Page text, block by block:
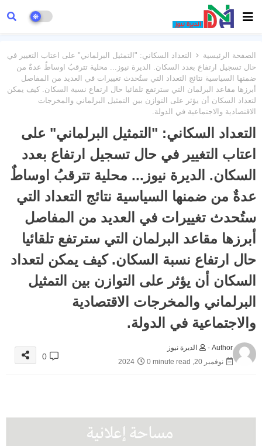
الصفحة الرئيسية
التعداد السكاني: "التمثيل البرلماني" على اعتاب التغيير في
حال تسجيل ارتفاع بعدد السكان. الديرة نيوز... محلية تترقبُ اوساطٌ عدةٌ من
ضمنها السياسية نتائج التعداد التي ستُحدث تغييرات في العديد من المفاصل
أبرزها مقاعد البرلمان التي سترتفع تلقائيا حال ارتفاع نسبة السكان. كيف يمكن
لتعداد السكان أن يؤثر على التوازن بين التمثيل البرلماني والمخرجات
الاقتصادية والاجتماعية في الدولة.
التعداد السكاني: "التمثيل البرلماني" على
اعتاب التغيير في حال تسجيل ارتفاع بعدد
السكان. الديرة نيوز... محلية تترقبُ اوساطٌ
عدةٌ من ضمنها السياسية نتائج التعداد التي
ستُحدث تغييرات في العديد من المفاصل
أبرزها مقاعد البرلمان التي سترتفع تلقائيا
حال ارتفاع نسبة السكان. كيف يمكن لتعداد
السكان أن يؤثر على التوازن بين التمثيل
البرلماني والمخرجات الاقتصادية
والاجتماعية في الدولة.
Author -
الديرة نيوز
نوفمبر 20, 2024
0 minute read
0